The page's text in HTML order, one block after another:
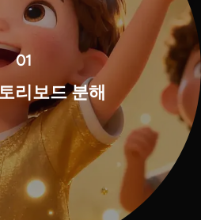
all tools
01
리보드 분해